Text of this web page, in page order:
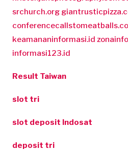
srchurch.org
keamananinformasi.id
informasi123.id
Result Taiwan
slot tri
slot deposit Indosat
deposit tri